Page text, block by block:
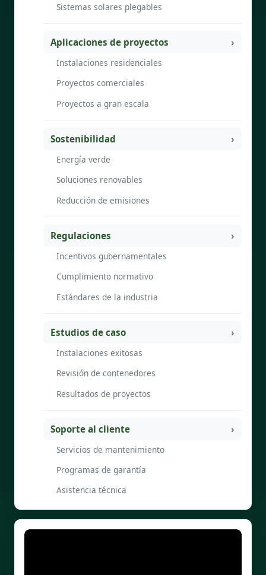
Sistemas solares plegables
Aplicaciones de proyectos
Instalaciones residenciales
Proyectos comerciales
Proyectos a gran escala
Sostenibilidad
Energía verde
Soluciones renovables
Reducción de emisiones
Regulaciones
Incentivos gubernamentales
Cumplimiento normativo
Estándares de la industria
Estudios de caso
Instalaciones exitosas
Revisión de contenedores
Resultados de proyectos
Soporte al cliente
Servicios de mantenimiento
Programas de garantía
Asistencia técnica